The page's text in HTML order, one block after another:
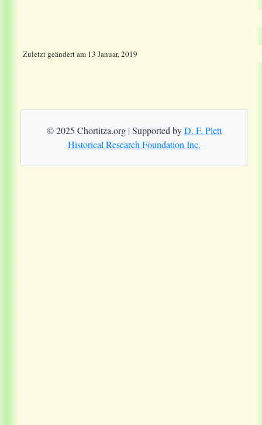
Zuletzt geändertam 13 Januar, 2019
© 2025 Chortitza.org | Supported byD. F. Plett
Historical Research Foundation Inc.